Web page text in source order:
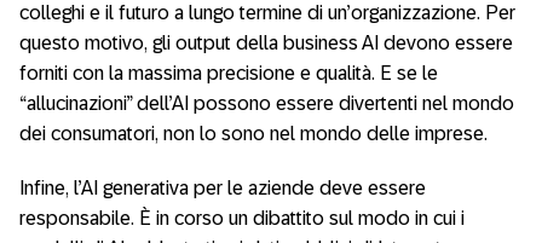
colleghi e il futuro a lungo termine di un’organizzazione. Per
questo motivo, gli output della business AI devono essere
forniti con la massima precisione e qualità. E se le
“allucinazioni” dell’AI possono essere divertenti nel mondo
dei consumatori, non lo sono nel mondo delle imprese.
Infine, l’AI generativa per le aziende deve essere
responsabile. È in corso un dibattito sul modo in cui i